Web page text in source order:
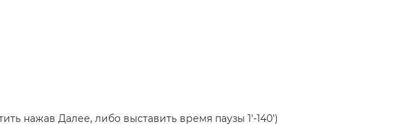
нажав Далее, либо выставить время паузы 1'-140')